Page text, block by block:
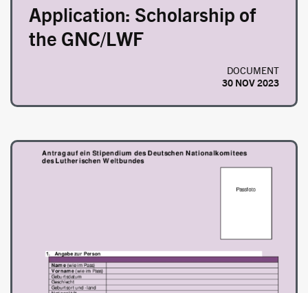
Application: Scholarship of
the GNC/LWF
DOCUMENT
30 NOV 2023
Image